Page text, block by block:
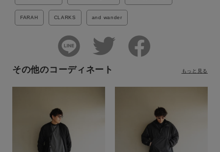
FARAH CLARKS and wander
その他のコーディネート もっと見る